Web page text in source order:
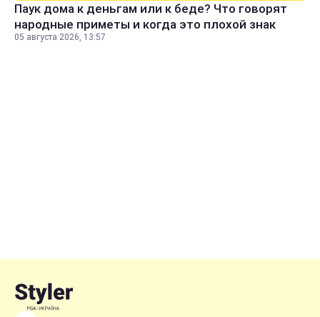
Паук дома к деньгам или к беде? Что говорят
народные приметы и когда это плохой знак
05 августа 2026, 13:57